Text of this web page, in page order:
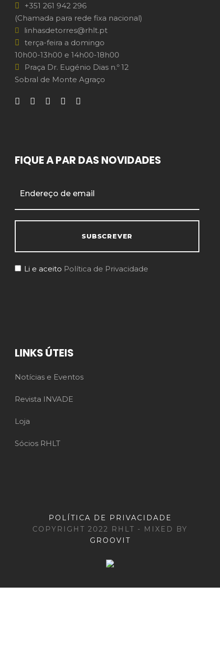
+351 261 942 296
(Chamada para rede fixa nacional)
linhasdetorres@rhlt.pt
terça-feira a domingo
10h00-13h00 e 14h00-18h00
Praça Dr. Eugénio Dias n.º 12
Sobral de Monte Agraço
FIQUE A PAR DAS NOVIDADES
Li e aceito Política de Privacidade
LINKS ÚTEIS
Notícias e Eventos
Revista INVADE
Loja
Sócios RHLT
POLÍTICA DE PRIVACIDADE
COPYRIGHT 2022 RHLT - MIXED BY
GROOVIT